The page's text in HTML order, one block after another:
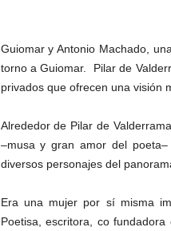
Guiomar y Antonio Machado,
torno a Guiomar. Pilar de
privados que ofrecen una visión
Alrededor de Pilar de
–musa y gran amor del
diversos personajes del
Era una mujer por sí misma
Poetisa, escritora, co